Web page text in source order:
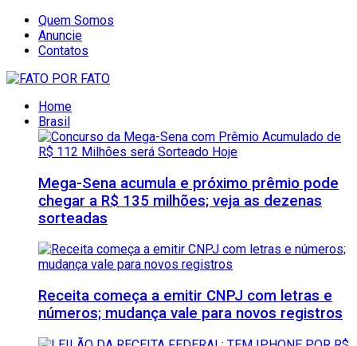
Quem Somos
Anuncie
Contatos
Home
Brasil
Mega-Sena acumula e próximo prêmio pode
chegar a R$ 135 milhões; veja as dezenas
sorteadas
Receita começa a emitir CNPJ com letras e
números; mudança vale para novos registros